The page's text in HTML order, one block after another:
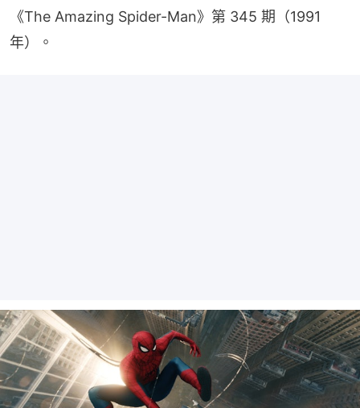
《The Amazing Spider-Man》第 345 期（1991
年）。